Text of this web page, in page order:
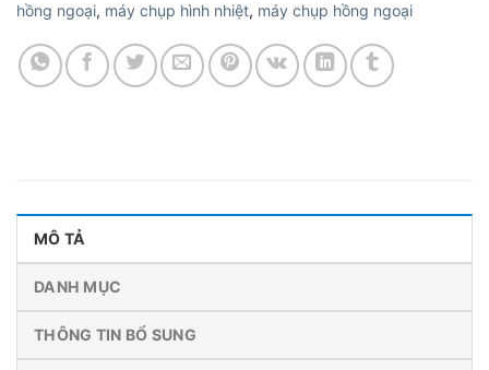
hồng ngoại, máy chụp hình nhiệt, máy chụp hồng ngoại
MÔ TẢ
DANH MỤC
THÔNG TIN BỔ SUNG